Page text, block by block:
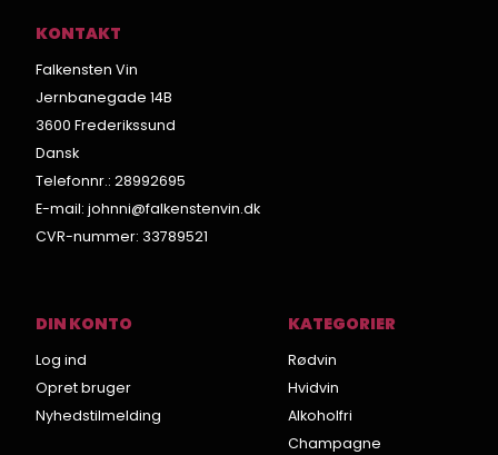
KONTAKT
Falkensten Vin
Jernbanegade 14B
3600 Frederikssund
Dansk
Telefonnr.: 28992695
E-mail: johnni@falkenstenvin.dk
CVR-nummer: 33789521
DIN KONTO
Log ind
Opret bruger
Nyhedstilmelding
KATEGORIER
Rødvin
Hvidvin
Alkoholfri
Champagne